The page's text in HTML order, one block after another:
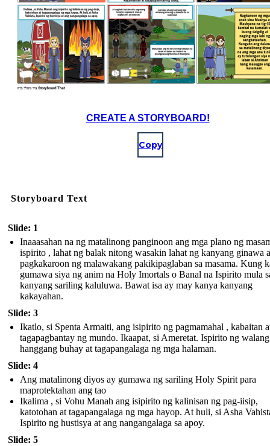
CREATE A STORYBOARD!
Copy
Storyboard Text
Slide: 1
Inaaasahan na ng matalinong panginoon ang mga plano ng
ispirito , lahat ng balak nitong wasakin lahat ng kanyang ginawa
pagkakaroon ng malawakang pakikipaglaban sa masama. Kung
gumawa siya ng anim na Holy Imortals o Banal na Ispirito mula
kanyang sariling kaluluwa. Bawat isa ay may kanya kanyang
kakayahan.
Slide: 3
Ikatlo, si Spenta Armaiti, ang isipirito ng pagmamahal , kabaitan
tagapagbantay ng mundo. Ikaapat, si Ameretat. Ispirito ng walang
hanggang buhay at tagapangalaga ng mga halaman.
Slide: 4
Ang matalinong diyos ay gumawa ng sariling Holy Spirit para
maprotektahan ang tao
Ikalima , si Vohu Manah ang isipirito ng kalinisan ng pag-iisip,
katotohan at tagapangalaga ng mga hayop. At huli, si Asha
Ispirito ng hustisya at ang nangangalaga sa apoy.
Slide: 5